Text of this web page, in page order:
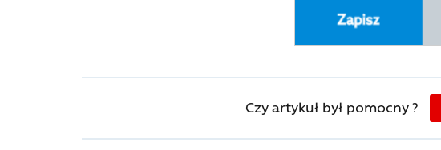
Czy artykuł był pomocny ?